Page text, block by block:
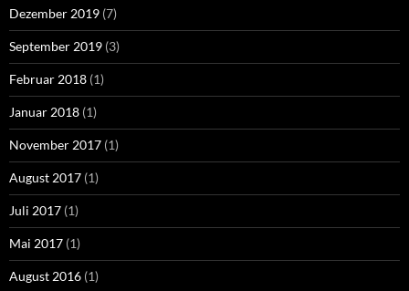
Dezember 2019 (7)
September 2019 (3)
Februar 2018 (1)
Januar 2018 (1)
November 2017 (1)
August 2017 (1)
Juli 2017 (1)
Mai 2017 (1)
August 2016 (1)